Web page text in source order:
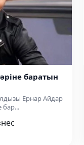
баратын
Ернар Айдар
бар...